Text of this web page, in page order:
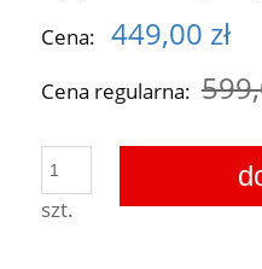
Cena:
449,00 zł
Cena regularna:
szt.